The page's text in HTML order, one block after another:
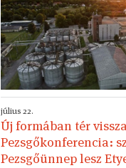
július 22.
Új formában tér
Pezsgőkonferencia:
Pezsgőünnep lesz